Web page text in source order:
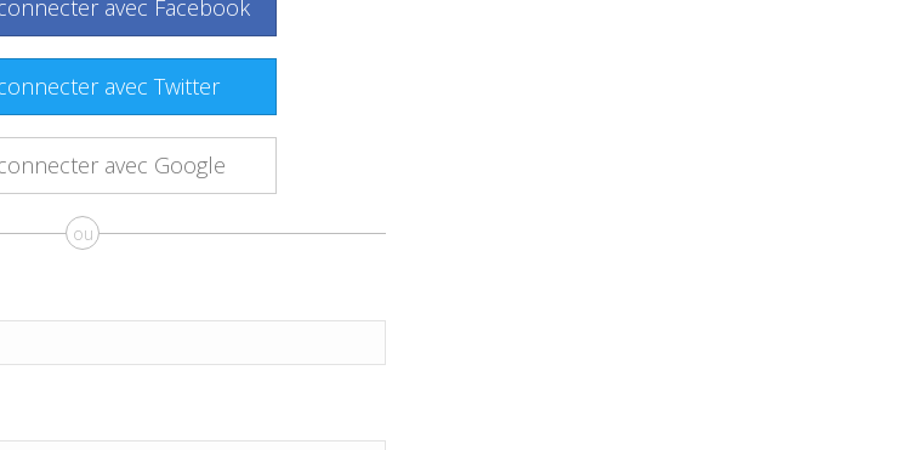
avec Facebook
avec Twitter
avec Google
ou